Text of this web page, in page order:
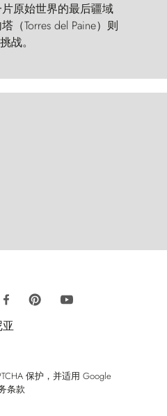
原始世界的最后疆域
Torres del Paine）则
战。
亚
保护，并适用 Google
条款